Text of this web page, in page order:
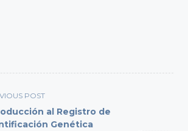
POST
al Registro de
Genética